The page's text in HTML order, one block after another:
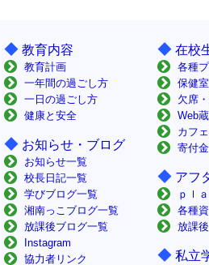
◆ 教育内容
教育計画
一年間の過ごし方
一日の過ごし方
健康と安全
◆ お知らせ・ブログ
お知らせ一覧
校長日記一覧
学びブログ一覧
湘南っこブログ一覧
放課後ブログ一覧
Instagram
協力者リンク
◆ 在校
各種
保健
欠席
Web
カフ
寄付
◆ アフ
ｐｌ
各種
放課
◆ 私立